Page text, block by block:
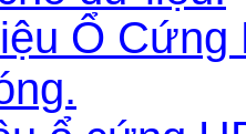
Ổ Cứng